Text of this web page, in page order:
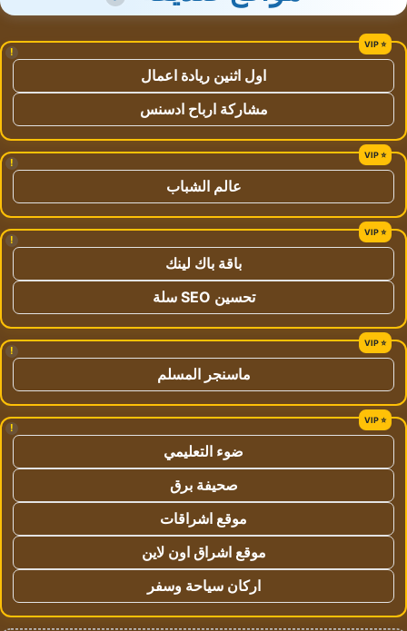
!
اول اثنين ريادة اعمال
مشاركة ارباح ادسنس
!
عالم الشباب
!
باقة باك لينك
تحسين SEO سلة
!
ماسنجر المسلم
!
ضوء التعليمي
صحيفة برق
موقع اشراقات
موقع اشراق اون لاين
اركان سياحة وسفر